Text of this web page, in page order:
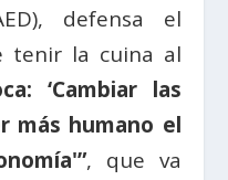
defensa el
tenir la cuina al
‘Cambiar las
más humano el
, que va